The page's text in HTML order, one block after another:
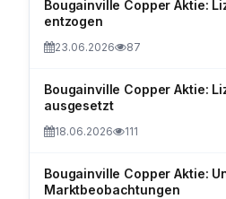
Bougainville Copper Aktie:
entzogen
23.06.2026 87
Bougainville Copper Aktie:
ausgesetzt
18.06.2026 111
Bougainville Copper Aktie:
Marktbeobachtungen